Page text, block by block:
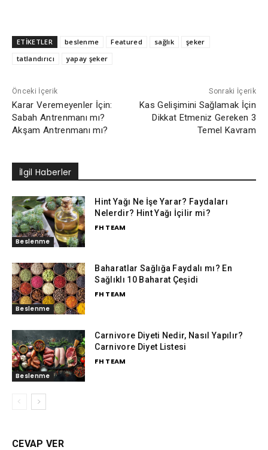
ETİKETLER beslenme Featured sağlık
şeker
tatlandırıcı
yapay şeker
Önceki İçerik
Karar Veremeyenler İçin:
Sabah Antrenmanı mı?
Akşam Antrenmanı mı?
Sonraki İçerik
Kas Gelişimini Sağlamak İçin
Dikkat Etmeniz Gereken 3
Temel Kavram
İlgil Haberler
Beslenme
Hint Yağı Ne İşe Yarar? Faydaları
Nelerdir? Hint Yağı İçilir mi?
FH TEAM
Beslenme
Baharatlar Sağlığa Faydalı mı? En
Sağlıklı 10 Baharat Çeşidi
FH TEAM
Beslenme
Carnivore Diyeti Nedir, Nasıl Yapılır?
Carnivore Diyet Listesi
FH TEAM
CEVAP VER